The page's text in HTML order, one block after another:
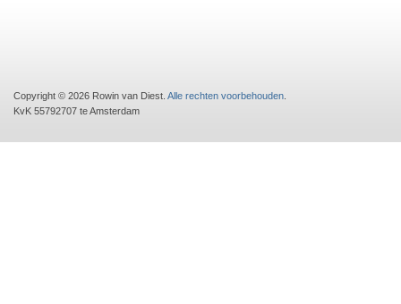
Copyright © 2026 Rowin van Diest. Alle rechten voorbehouden
KvK 55792707 te Amsterdam